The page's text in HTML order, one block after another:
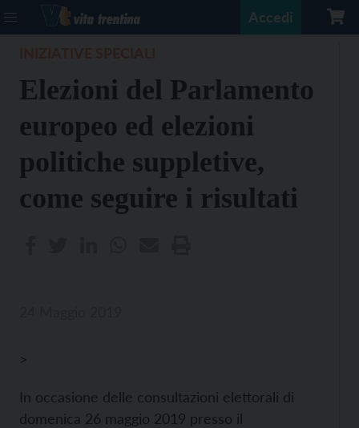
Accedi
Elezioni del Parlamento
europeo ed elezioni
politiche suppletive,
come seguire i risultati
>
In occasione delle consultazioni elettorali di
domenica 26 maggio 2019 presso il